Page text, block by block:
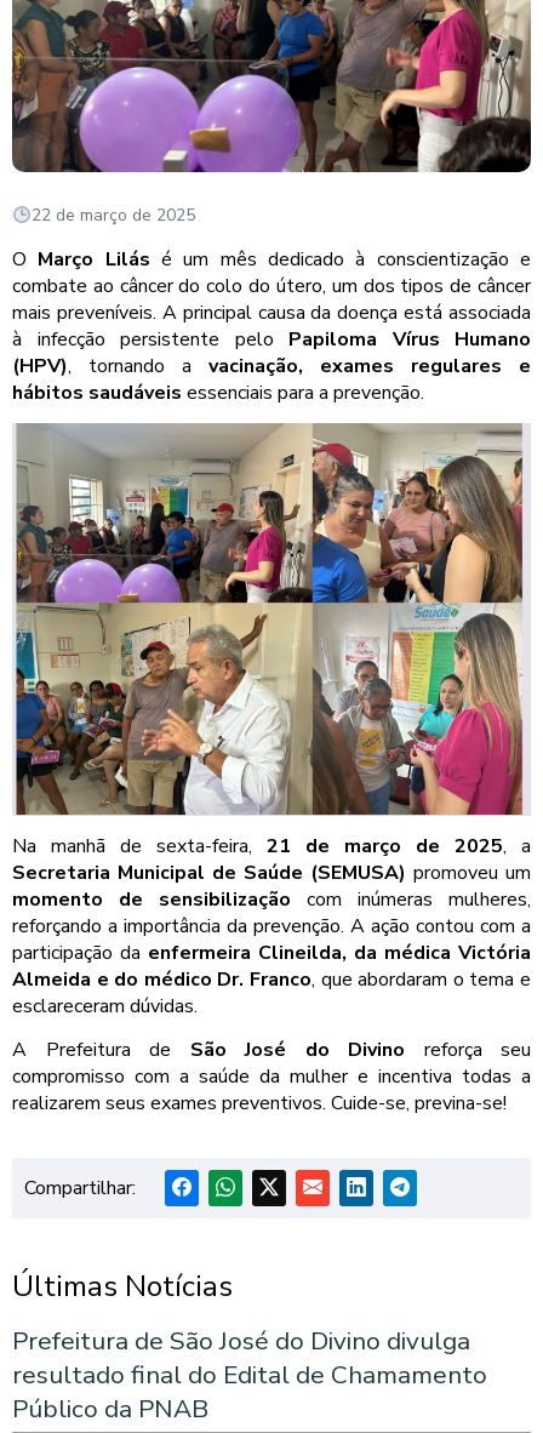
22 de março de 2025
O Março Lilás é um mês dedicado à conscientização e
combate ao câncer do colo do útero, um dos tipos de câncer
mais preveníveis. A principal causa da doença está associada
à infecção persistente pelo Papiloma Vírus Humano
(HPV), tornando a vacinação, exames regulares e
hábitos saudáveis essenciais para a prevenção.
Na manhã de sexta-feira, 21 de março de 2025, a
Secretaria Municipal de Saúde (SEMUSA) promoveu um
momento de sensibilização com inúmeras mulheres,
reforçando a importância da prevenção. A ação contou com a
participação da enfermeira Clineilda, da médica Victória
Almeida e do médico Dr. Franco, que abordaram o tema e
esclareceram dúvidas.
A Prefeitura de São José do Divino reforça seu
compromisso com a saúde da mulher e incentiva todas a
realizarem seus exames preventivos. Cuide-se, previna-se!
Compartilhar:
Últimas Notícias
Prefeitura de São José do Divino divulga
resultado final do Edital de Chamamento
Público da PNAB